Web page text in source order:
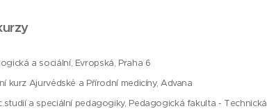
a sociální, Evropská, Praha 6
kurz Ajurvédské a Přírodní medicíny, Advana
a speciální pedagogiky, Pedagogická fakulta - Technická